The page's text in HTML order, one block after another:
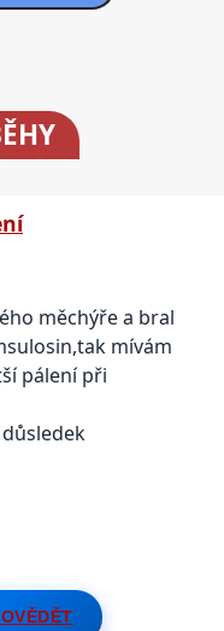
měchýře a bral
mívám
pálení při